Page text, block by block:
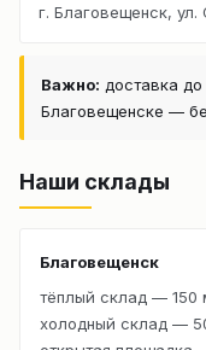
г. Благовещенск, ул.
Важно: доставка
Благовещенске —
Наши склады
Благовещенск
тёплый склад — 150
холодный склад —